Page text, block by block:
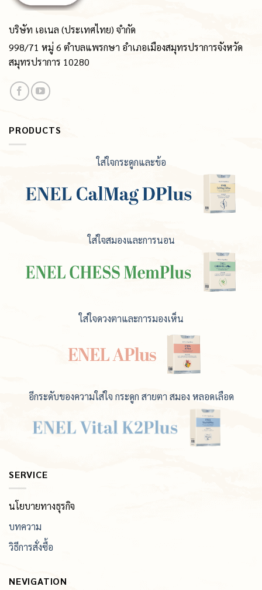
บริษัท เอเนล (ประเทศไทย) จำกัด
998/71 หมู่ 6 ตำบลแพรกษา อำเภอเมืองสมุทรปราการจังหวัด
สมุทรปราการ 10280
PRODUCTS
ใส่ใจกระดูกและข้อ
ใส่ใจสมองและการนอน
ใส่ใจดวงตาและการมองเห็น
อีกระดับของความใส่ใจ กระดูก สายตา สมอง หลอดเลือด
SERVICE
นโยบายทางธุรกิจ
บทความ
วิธีการสั่งซื้อ
NEVIGATION